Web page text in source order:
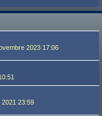
2023 17:06
2021 23:59